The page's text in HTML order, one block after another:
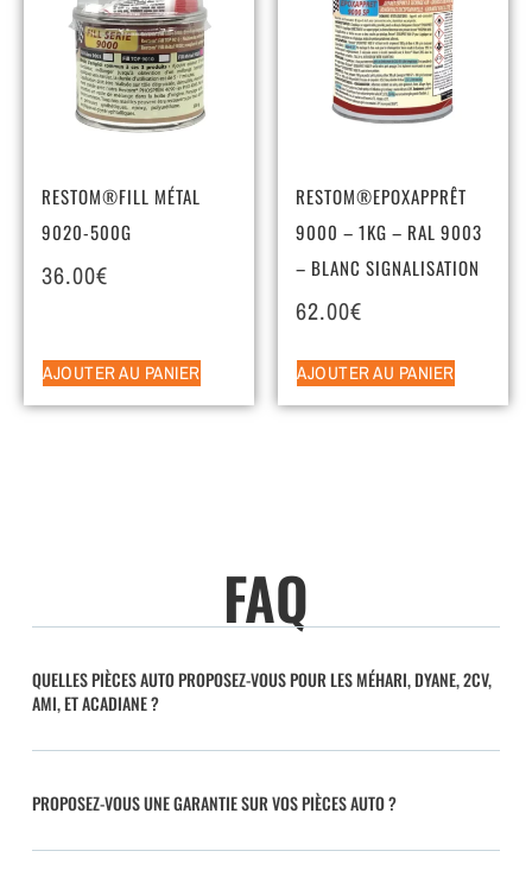
RESTOM®FILL MÉTAL
9020-500G
36.00€
AJOUTER AU PANIER
RESTOM®EPOXAPPRÊT
9000 – 1KG – RAL 9003
– BLANC SIGNALISATION
62.00€
AJOUTER AU PANIER
FAQ
QUELLES PIÈCES AUTO PROPOSEZ-VOUS POUR LES MÉHARI, DYANE, 2CV,
AMI, ET ACADIANE ?
PROPOSEZ-VOUS UNE GARANTIE SUR VOS PIÈCES AUTO ?